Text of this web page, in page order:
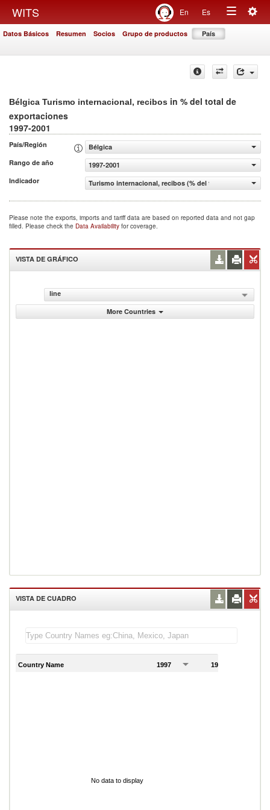
WITS En Es
Toggle
Datos Básicos Resumen Socios Grupo de productos País
Bélgica Turismo internacional, recibos in % del total de
exportaciones
1997-2001
País/Región
Bélgica
Rango de año
1997-2001
Indicador
Turismo internacional, recibos (% del total de
Please note the exports, imports and tariff data are based on reported data and not gap
filled. Please check the Data Availability for coverage.
VISTA DE GRÁFICO
line
More Countries
VISTA DE CUADRO
Country Name 1997 1998
No data to display